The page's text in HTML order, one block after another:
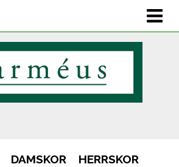
DAMSKOR
HERRSKOR